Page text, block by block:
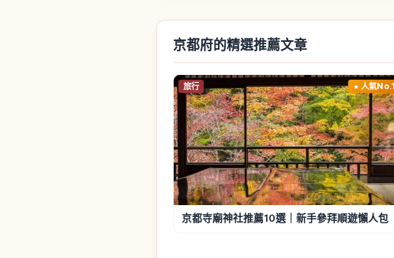
京都府的精選推薦文章
旅行 人氣No.1
京都寺廟神社推薦10選｜新手參拜順遊懶人包